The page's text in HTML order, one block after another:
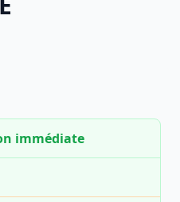
immédiate